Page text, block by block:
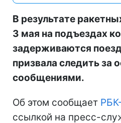
В результате
3 мая на подъездах
задерживаются
призвала следить за
сообщениями.
Об этом сообщает
ссылкой на пресс-